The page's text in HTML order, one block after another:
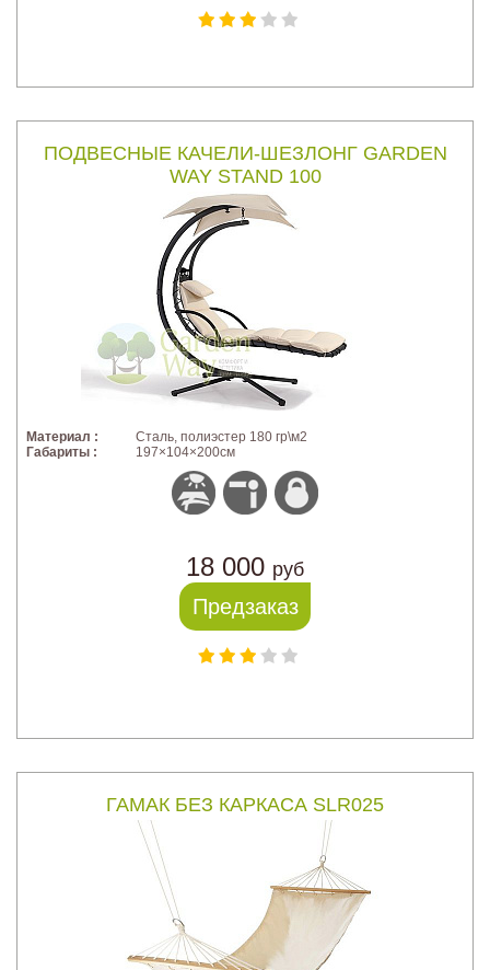
ПОДВЕСНЫЕ КАЧЕЛИ-ШЕЗЛОНГ GARDEN
WAY STAND 100
Материал :
Сталь, полиэстер 180 гр\м2
Габариты :
197×104×200см
18 000 руб
Предзаказ
ГАМАК БЕЗ КАРКАСА SLR025